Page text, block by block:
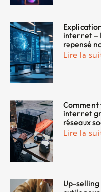
internet –
repensé
Lire la
Comment
internet
réseaux
Lire la
Up-selling